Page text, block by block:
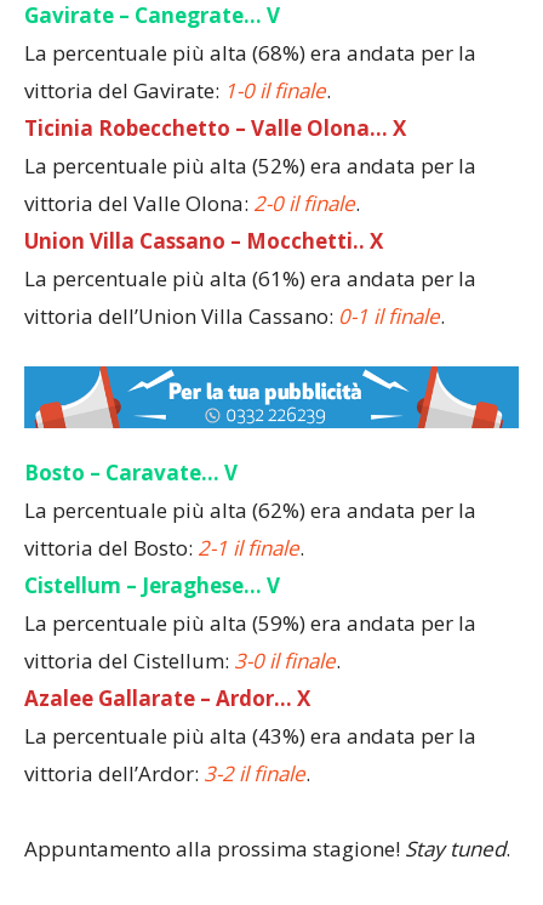
Gavirate – Canegrate… V
La percentuale più alta (68%) era andata per la
vittoria del Gavirate: 1-0 il finale.
Ticinia Robecchetto – Valle Olona… X
La percentuale più alta (52%) era andata per la
vittoria del Valle Olona: 2-0 il finale.
Union Villa Cassano – Mocchetti.. X
La percentuale più alta (61%) era andata per la
vittoria dell’Union Villa Cassano: 0-1 il finale.
Bosto – Caravate… V
La percentuale più alta (62%) era andata per la
vittoria del Bosto: 2-1 il finale.
Cistellum – Jeraghese… V
La percentuale più alta (59%) era andata per la
vittoria del Cistellum: 3-0 il finale.
Azalee Gallarate – Ardor… X
La percentuale più alta (43%) era andata per la
vittoria dell’Ardor: 3-2 il finale.
Appuntamento alla prossima stagione! Stay tuned.